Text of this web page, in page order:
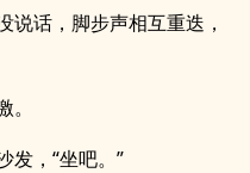
说话，脚步声相互重迭，
发，“坐吧。”